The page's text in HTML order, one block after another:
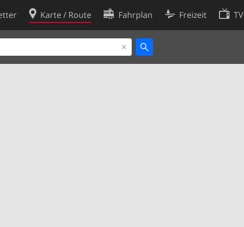
Karte / Route Fahrplan Freizeit TV
Cookie-Richtlinie
Cookie-Einstellungen